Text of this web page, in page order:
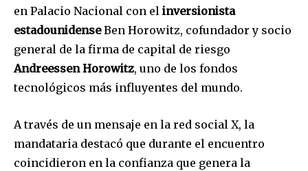
en Palacio Nacional con el inversionista
estadounidenseBen Horowitz, cofundador y socio
general de la firma de capital de riesgo
Andreessen Horowitz, uno de los fondos
tecnológicos más influyentes del mundo.
A través de un mensaje en la red social X, la
mandataria destacó que durante el encuentro
coincidieron en la confianza que genera la